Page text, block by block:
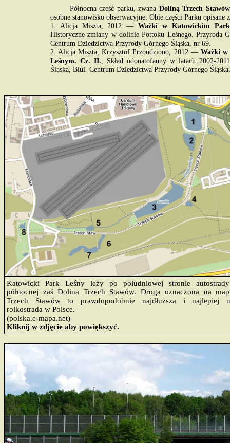
Północna część parku, zwana Doliną Trzech Stawów
osobne stanowisko obserwacyjne. Obie części Parku opisane
1. Alicja Miszta, 2012 —Ważki w Katowickim
Historyczne zmiany w dolinie Pottoku Leśnego. Przyroda
Centrum Dziedzictwa Przyrody Górnego Śląska, nr 69.
2. Alicja Miszta, Krzysztof Przondziono, 2012 — Ważki
Leśnym. Cz. II. , Skład odonatofauny w latach 2002-
Śląska, Biul. Centrum Dziedzictwa Przyrody Górnego
Katowicki Park Leśny leży po południowej stronie
północnej zaś Dolina Trzech Stawów. Droga oznaczona na
Trzech Stawów to prawdopodobnie najdłuższa i najlepiej
rolkostrada w Polsce.
(polska.e-mapa.net)
Kliknij w zdjęcie aby powiększyć.